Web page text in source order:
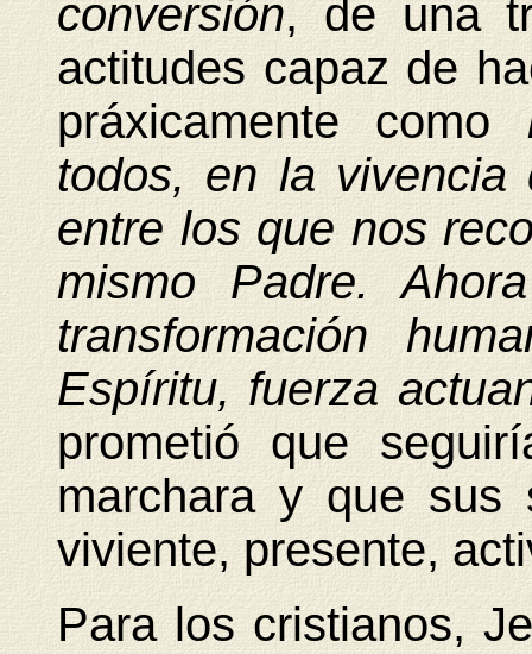
conversión, de una
actitudes capaz de
práxicamente como
todos, en la vivencia
entre los que nos
mismo Padre.
transformación
Espíritu, fuerza
prometió que
marchara y que sus
viviente, presente,
Para los cristianos,